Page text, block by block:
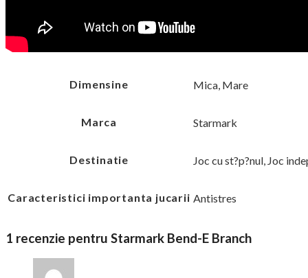
Dimensine Mica, Mare
Marca Starmark
Destinatie Joc cu st?p?nul, Joc
Caracteristici importanta jucarii Antistres
1 recenzie pentru Starmark Bend-E Branch